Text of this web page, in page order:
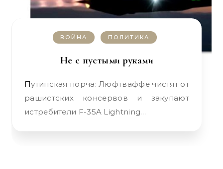
ВОЙНА ПОЛИТИКА
Не с пустыми руками
Путинская порча: Люфтваффе чистят от
рашистских консервов и закупают
истребители F-35A Lightning…